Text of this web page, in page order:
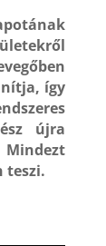
így
újra
teszi.